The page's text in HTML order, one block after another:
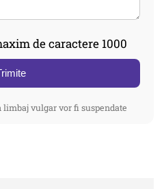
de caractere 1000
vulgar vor fi suspendate